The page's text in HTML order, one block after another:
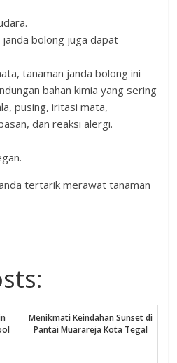
bolong juga dapat
tanaman janda bolong ini
bahan kimia yang sering
pusing, iritasi mata,
dan reaksi alergi.
tertarik merawat tanaman
Menikmati Keindahan Sunset di
Pantai Muarareja Kota Tegal